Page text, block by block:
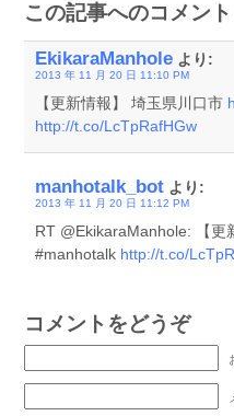
この記事へのコメン
EkikaraManhole より:
2013 年 11 月 20 日 11:10 PM
【更新情報】 埼玉県川口市
http://t.co/LcTpRafHGw
manhotalk_bot より:
2013 年 11 月 20 日 11:12 PM
RT @EkikaraManhole: 【更
#manhotalk http://t.co/
コメントをどうぞ